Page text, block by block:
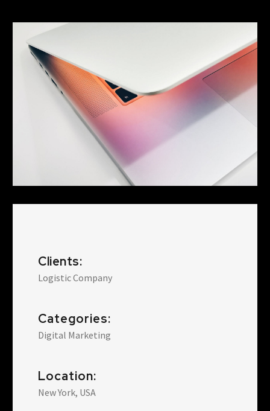
Clients:
Logistic Company
Categories:
Digital Marketing
Location:
New York, USA